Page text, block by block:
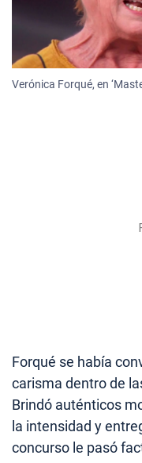
Verónica Forqué, en
Forqué se había
carisma dentro de
Brindó auténticos
la intensidad y
concurso le pasó